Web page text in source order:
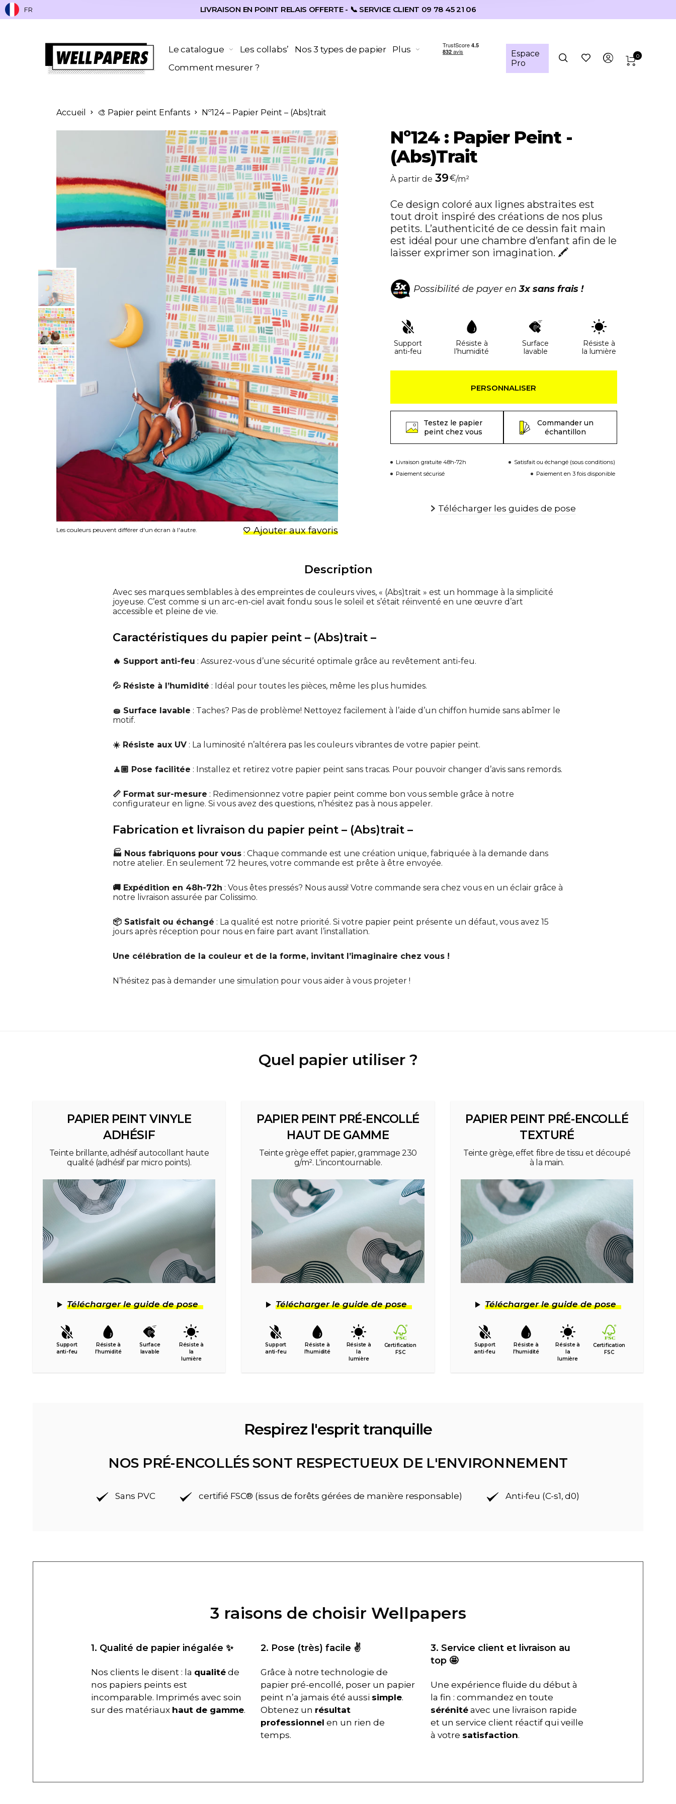
FR LIVRAISON EN POINT RELAIS OFFERTE - 📞 SERVICE CLIENT 09 78 45 21 06
Le catalogue Les collabs’ Nos 3 types de papier
Plus
Comment mesurer ?
Espace
Pro
0
Accueil 🎨 Papier peint Enfants Nº124 – Papier Peint – (Abs)trait
Les couleurs peuvent différer d'un écran à l'autre. Ajouter aux favoris
Nº124 : Papier Peint -
(Abs)trait
À partir de 39€/m²
Ce design coloré aux lignes abstraites est
tout droit inspiré des créations de nos plus
petits. L’authenticité de ce dessin fait main
est idéal pour une chambre d’enfant afin de le
laisser exprimer son imagination. 🖍
Possibilité de payer en3x sans frais !
Support
anti-feu
Résiste à
l’humidité
Surface
lavable
Résiste à
la lumière
PERSONNALISER
Testez le papier
peint chez vous
Commander un
échantillon
Livraison gratuite 48h-72h
Satisfait ou échangé (sous conditions)
Paiement sécurisé
Paiement en 3 fois disponible
Télécharger les guides de pose
Description
Avec ses marques semblables à des empreintes de couleurs vives, « (Abs)trait » est un hommage à la simplicité
joyeuse. C’est comme si un arc-en-ciel avait fondu sous le soleil et s’était réinventé en une œuvre d’art
accessible et pleine de vie.
Caractéristiques du papier peint – (Abs)trait –
🔥 Support anti-feu : Assurez-vous d’une sécurité optimale grâce au revêtement anti-feu.
💦 Résiste à l’humidité : Idéal pour toutes les pièces, même les plus humides.
🧽 Surface lavable : Taches? Pas de problème! Nettoyez facilement à l’aide d’un chiffon humide sans abîmer le
motif.
☀️ Résiste aux UV : La luminosité n’altérera pas les couleurs vibrantes de votre papier peint.
🧘🏼 Pose facilitée : Installez et retirez votre papier peint sans tracas. Pour pouvoir changer d’avis sans remords.
📏 Format sur-mesure : Redimensionnez votre papier peint comme bon vous semble grâce à notre
configurateur en ligne. Si vous avez des questions, n’hésitez pas à nous appeler.
Fabrication et livraison du papier peint – (Abs)trait –
🏭 Nous fabriquons pour vous : Chaque commande est une création unique, fabriquée à la demande dans
notre atelier. En seulement 72 heures, votre commande est prête à être envoyée.
🚚 Expédition en 48h-72h : Vous êtes pressés? Nous aussi! Votre commande sera chez vous en un éclair grâce à
notre livraison assurée par Colissimo.
📦 Satisfait ou échangé : La qualité est notre priorité. Si votre papier peint présente un défaut, vous avez 15
jours après réception pour nous en faire part avant l’installation.
Une célébration de la couleur et de la forme, invitant l’imaginaire chez vous !
N’hésitez pas à demander une simulation pour vous aider à vous projeter !
Quel papier utiliser ?
PAPIER PEINT VINYLE
ADHÉSIF
Teinte brillante, adhésif autocollant haute
qualité (adhésif par micro points).
Télécharger le guide de pose
Support
anti-feu
Résiste à
l’humidité
Surface
lavable
Résiste à
la
lumière
PAPIER PEINT PRÉ-ENCOLLÉ
HAUT DE GAMME
Teinte grège effet papier, grammage 230
g/m². L'incontournable.
Télécharger le guide de pose
Support
anti-feu
Résiste à
l’humidité
Résiste à
la
lumière
Certification
FSC
PAPIER PEINT PRÉ-ENCOLLÉ
TEXTURÉ
Teinte grège, effet fibre de tissu et découpé
à la main.
Télécharger le guide de pose
Support
anti-feu
Résiste à
l’humidité
Résiste à
la
lumière
Certification
FSC
Respirez l'esprit tranquille
NOS PRÉ-ENCOLLÉS SONT RESPECTUEUX DE L'ENVIRONNEMENT
Sans PVC certifié FSC® (issus de forêts gérées de manière responsable) Anti-feu (C-s1, d0)
3 raisons de choisir Wellpapers
1. Qualité de papier inégalée ✨
Nos clients le disent : la qualité de
nos papiers peints est
incomparable. Imprimés avec soin
sur des matériaux haut de gamme.
2. Pose (très) facile ✌️
Grâce à notre technologie de
papier pré-encollé, poser un papier
peint n’a jamais été aussi simple.
Obtenez un résultat
professionnel en un rien de
temps.
3. Service client et livraison au
top 🤩
Une expérience fluide du début à
la fin : commandez en toute
sérénitéavec une livraison rapide
et un service client réactif qui veille
à votre satisfaction.